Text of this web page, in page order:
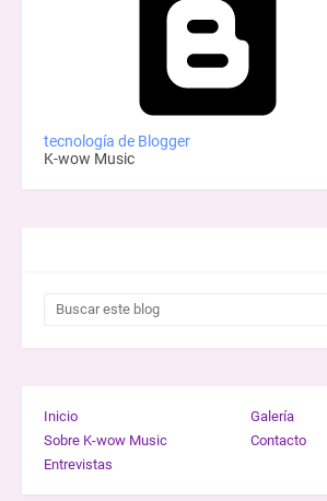
tecnología de Blogger
K-wow Music
Inicio
Galería
Sobre K-wow Music
Contacto
Entrevistas